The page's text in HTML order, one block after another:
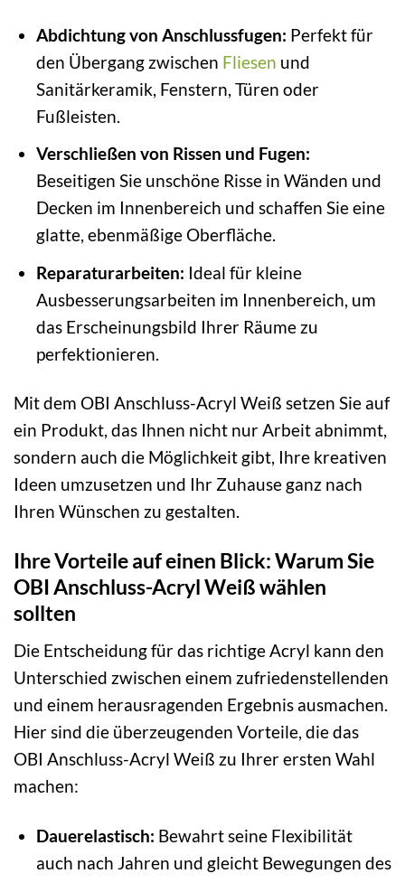
Abdichtung von Anschlussfugen: Perfekt für
den Übergang zwischen Fliesen und
Sanitärkeramik, Fenstern, Türen oder
Fußleisten.
Verschließen von Rissen und Fugen:
Beseitigen Sie unschöne Risse in Wänden und
Decken im Innenbereich und schaffen Sie eine
glatte, ebenmäßige Oberfläche.
Reparaturarbeiten: Ideal für kleine
Ausbesserungsarbeiten im Innenbereich, um
das Erscheinungsbild Ihrer Räume zu
perfektionieren.
Mit dem OBI Anschluss-Acryl Weiß setzen Sie auf
ein Produkt, das Ihnen nicht nur Arbeit abnimmt,
sondern auch die Möglichkeit gibt, Ihre kreativen
Ideen umzusetzen und Ihr Zuhause ganz nach
Ihren Wünschen zu gestalten.
Ihre Vorteile auf einen Blick: Warum Sie
OBI Anschluss-Acryl Weiß wählen
sollten
Die Entscheidung für das richtige Acryl kann den
Unterschied zwischen einem zufriedenstellenden
und einem herausragenden Ergebnis ausmachen.
Hier sind die überzeugenden Vorteile, die das
OBI Anschluss-Acryl Weiß zu Ihrer ersten Wahl
machen:
Dauerelastisch: Bewahrt seine Flexibilität
auch nach Jahren und gleicht Bewegungen des